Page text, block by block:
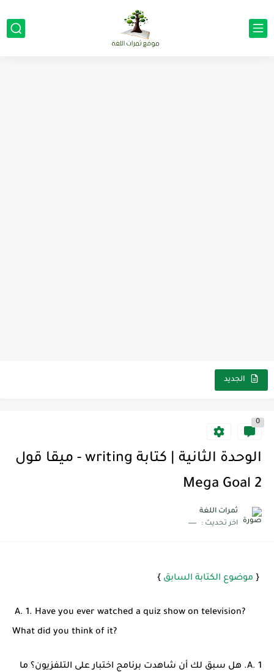
الجديد
0
الوحدة الثانية | كتابة writing - ميقا قول
2 Mega Goal
ثمرات اللغة
اخر تحديث :
{ موضوع الكتابة السابق }
A. 1. Have you ever watched a quiz show on television?
What did you think of it?
A. 1. هل سبق لك أن شاهدت برنامج اختبار على التلفزيون؟ ما